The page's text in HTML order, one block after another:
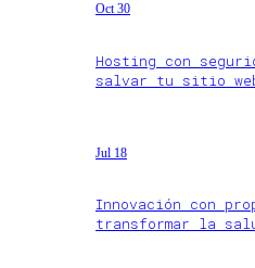
Oct 30
Hosting con
salvar tu sitio
Jul 18
Innovación con
transformar la